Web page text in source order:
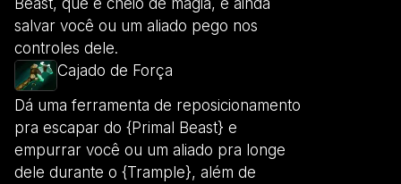
Beast, que é cheio de magia, e ainda
salvar você ou um aliado pego nos
controles dele.
Cajado de Força
Dá uma ferramenta de reposicionamento
pra escapar do {Primal Beast} e
empurrar você ou um aliado pra longe
dele durante o {Trample}, além de